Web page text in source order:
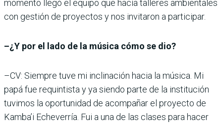
momento llegó el equipo que hacía talleres ambientales
con gestión de proyectos y nos invitaron a participar.
–¿Y por el lado de la música cómo se dio?
–CV: Siempre tuve mi inclinación hacia la música. Mi
papá fue requintista y ya siendo parte de la institución
tuvimos la oportunidad de acompañar el proyecto de
Kamba’i Echeverría. Fui a una de las clases para hacer